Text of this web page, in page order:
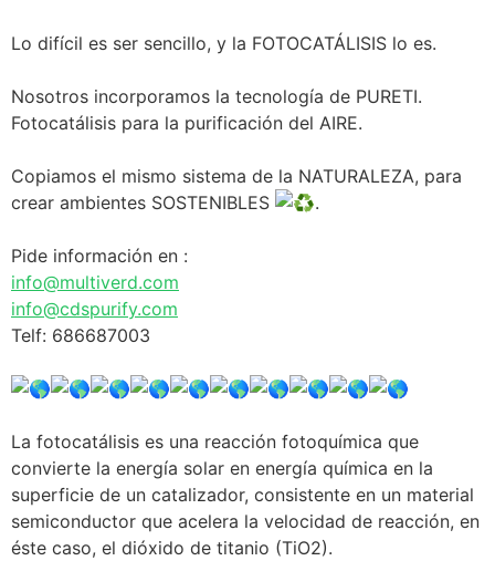
Lo difícil es ser sencillo, y la FOTOCATÁLISIS lo es.
Nosotros incorporamos la tecnología de PURETI.
Fotocatálisis para la purificación del AIRE.
Copiamos el mismo sistema de la NATURALEZA, para
crear ambientes SOSTENIBLES
.
Pide información en :
info@multiverd.com
info@cdspurify.com
Telf: 686687003
La fotocatálisis es una reacción fotoquímica que
convierte la energía solar en energía química en la
superficie de un catalizador, consistente en un material
semiconductor que acelera la velocidad de reacción, en
éste caso, el dióxido de titanio (TiO2).